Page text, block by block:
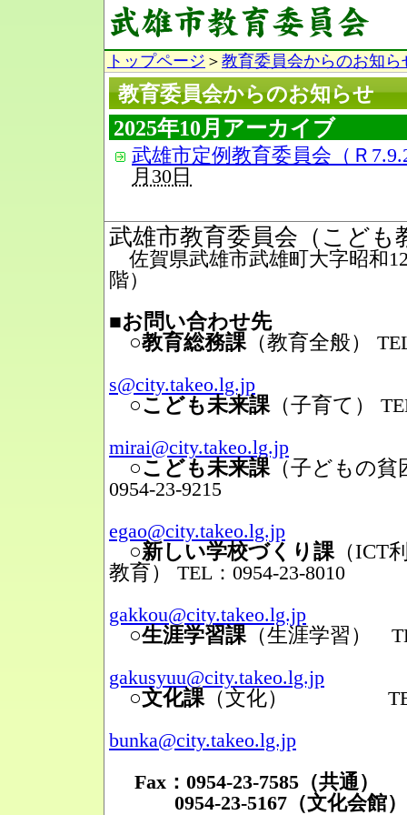
トップページ ＞ 教育委員会からのお知ら
教育委員会からのお知らせ
2025年10月アーカイブ
武雄市定例教育委員会（Ｒ
月30日
武雄市教育委員会（こども
佐賀県武雄市武雄町大字昭和
階）
■お問い合わせ先
○教育総務課（教育全般）
s@city.takeo.lg.jp
○こども未来課（子育て）
mirai@city.takeo.lg.jp
○こども未来課（子どもの貧
0954-23-9215
egao@city.takeo.lg.jp
○新しい学校づくり課（ICT
教育）
TEL：0954-23-8010
gakkou@city.takeo.lg.jp
○生涯学習課（生涯学習）
gakusyuu@city.takeo.lg.jp
○文化課（文化）
TEL：
bunka@city.takeo.lg.jp
Fax：0954-23-7585（共通）
0954-23-5167（文化会館）